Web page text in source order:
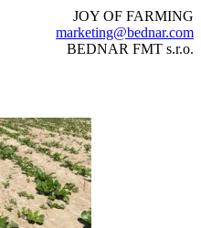
JOY OF FARMING
marketing@bednar.com
BEDNAR FMT s.r.o.